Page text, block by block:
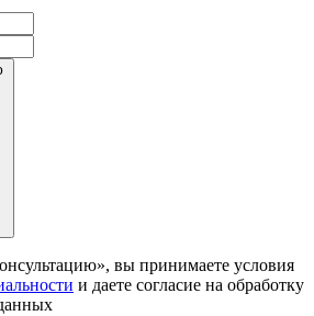
вы принимаете условия
и даете согласие на обработку